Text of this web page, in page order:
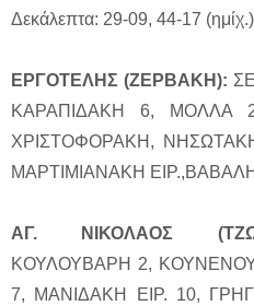
Δεκάλεπτα: 29-09, 44-17
ΕΡΓΟΤΕΛΗΣ (ΖΕΡΒΑΚΗ):
ΚΑΡΑΠΙΔΑΚΗ 6, ΜΟΛΛΑ
ΧΡΙΣΤΟΦΟΡΑΚΗ,
ΜΑΡΤΙΜΙΑΝΑΚΗ
ΑΓ. ΝΙΚΟΛΑΟΣ
ΚΟΥΛΟΥΒΑΡΗ 2,
7, ΜΑΝΙΔΑΚΗ ΕΙΡ. 10,